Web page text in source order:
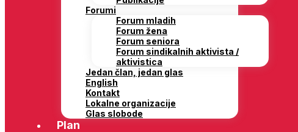
Forumi
Forum mladih
Forum žena
Forum seniora
Forum sindikalnih aktivista /
aktivistica
Jedan član, jedan glas
English
Kontakt
Lokalne organizacije
Glas slobode
Plan